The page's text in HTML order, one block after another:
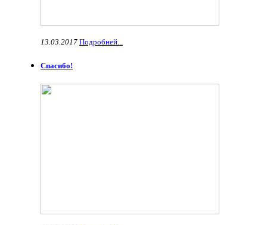
13.03.2017 Подробней...
Спасибо!